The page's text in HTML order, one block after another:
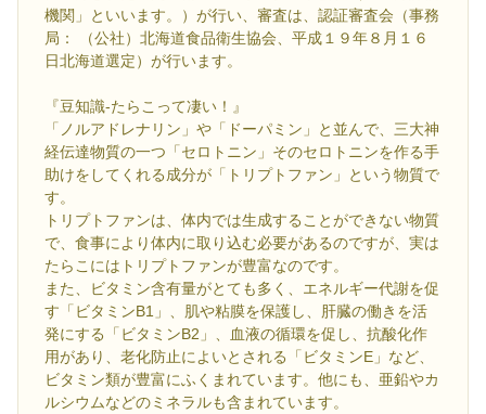
機関」といいます。）が行い、審査は、認証審査会（事務
局： （公社）北海道食品衛生協会、平成１９年８月１６
日北海道選定）が行います。
『豆知識-たらこって凄い！』
「ノルアドレナリン」や「ドーパミン」と並んで、三大神
経伝達物質の一つ「セロトニン」そのセロトニンを作る手
助けをしてくれる成分が「トリプトファン」という物質で
す。
トリプトファンは、体内では生成することができない物質
で、食事により体内に取り込む必要があるのですが、実は
たらこにはトリプトファンが豊富なのです。
また、ビタミン含有量がとても多く、エネルギー代謝を促
す「ビタミンB1」、肌や粘膜を保護し、肝臓の働きを活
発にする「ビタミンB2」、血液の循環を促し、抗酸化作
用があり、老化防止によいとされる「ビタミンE」など、
ビタミン類が豊富にふくまれています。他にも、亜鉛やカ
ルシウムなどのミネラルも含まれています。